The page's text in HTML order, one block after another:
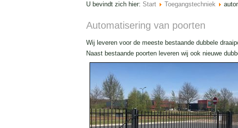
U bevindt zich hier: Start Toegangstechniek
Automatisering van poorten
Wij leveren voor de meeste bestaande dubbele
Naast bestaande poorten leveren wij ook nieuwe